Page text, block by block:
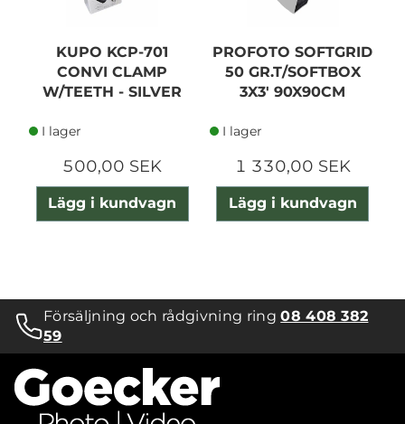
KUPO KCP-701
CONVI CLAMP
W/TEETH - SILVER
I lager
500,00 SEK
Lägg i kundvagn
PROFOTO SOFTGRID
50 GR.T/SOFTBOX
3X3' 90X90CM
I lager
1 330,00 SEK
Lägg i kundvagn
Försäljning och rådgivning ring08 408 382
59